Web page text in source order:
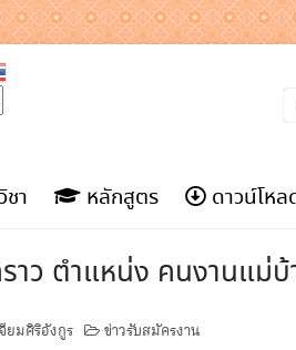
ส
า หลักสูตร ดาวน์โหล
าว ตำแหน่ง คนงานแม่บ้
ยมศิริอังกูร ข่าวรับสมัครงาน